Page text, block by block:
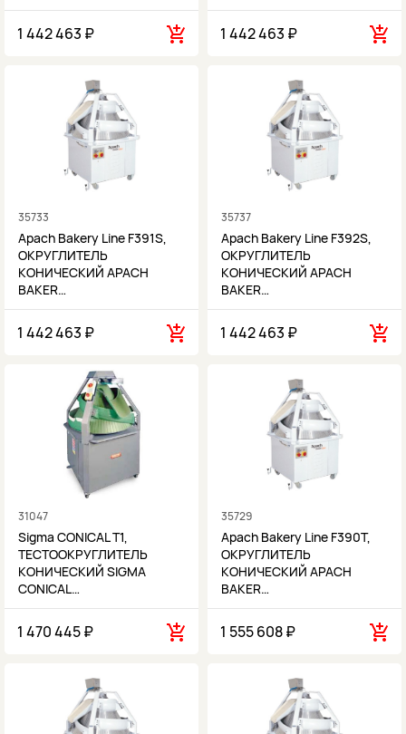
1 442 463 ₽ 1 442 463 ₽
35733
Apach Bakery Line F391S,
ОКРУГЛИТЕЛЬ
КОНИЧЕСКИЙ APACH
BAKER…
1 442 463 ₽
35737
Apach Bakery Line F392S,
ОКРУГЛИТЕЛЬ
КОНИЧЕСКИЙ APACH
BAKER…
1 442 463 ₽
31047
Sigma CONICAL T1,
ТЕСТООКРУГЛИТЕЛЬ
КОНИЧЕСКИЙ SIGMA
CONICAL…
1 470 445 ₽
35729
Apach Bakery Line F390T,
ОКРУГЛИТЕЛЬ
КОНИЧЕСКИЙ APACH
BAKER…
1 555 608 ₽